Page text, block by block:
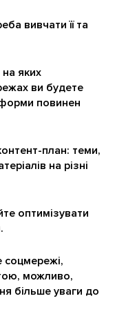
вивчати її та
яких
ви будете
повинен
план: теми,
на різні
оптимізувати
можливо,
більше уваги до